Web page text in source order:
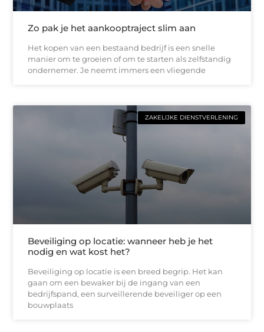
Zo pak je het aankooptraject slim aan
Het kopen van een bestaand bedrijf is een snelle
manier om te groeien of om te starten als zelfstandig
ondernemer. Je neemt immers een vliegende
ZAKELIJKE DIENSTVERLENING
Beveiliging op locatie: wanneer heb je het
nodig en wat kost het?
Beveiliging op locatie is een breed begrip. Het kan
gaan om een bewaker bij de ingang van een
bedrijfspand, een surveillerende beveiliger op een
bouwplaats